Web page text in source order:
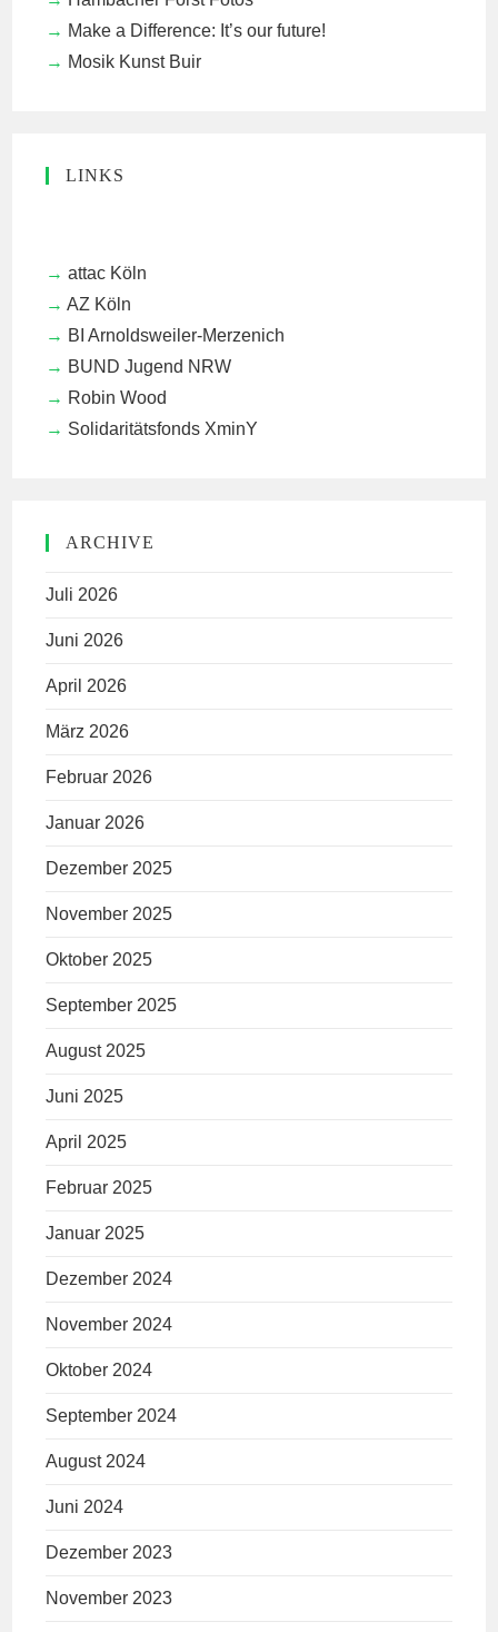
Make a Difference: It’s our future!
Mosik Kunst Buir
LINKS
attac Köln
AZ Köln
BI Arnoldsweiler-Merzenich
BUND Jugend NRW
Robin Wood
Solidaritätsfonds XminY
ARCHIVE
Juli 2026
Juni 2026
April 2026
März 2026
Februar 2026
Januar 2026
Dezember 2025
November 2025
Oktober 2025
September 2025
August 2025
Juni 2025
April 2025
Februar 2025
Januar 2025
Dezember 2024
November 2024
Oktober 2024
September 2024
August 2024
Juni 2024
Dezember 2023
November 2023